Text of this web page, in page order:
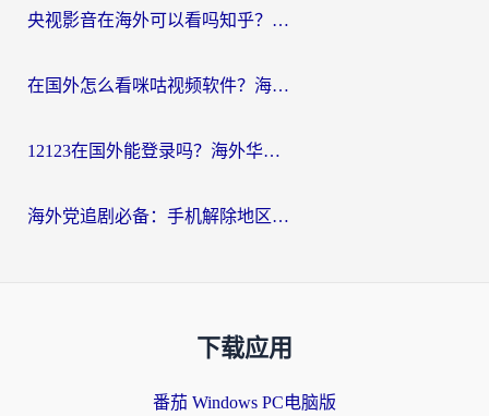
央视影音在海外可以看吗知乎？留学生亲测：3步解决地域限制+追剧自由
在国外怎么看咪咕视频软件？海外党亲测有效的回国加速方案
12123在国外能登录吗？海外华人必看的回国加速实用指南
海外党追剧必备：手机解除地区限制app怎么选？解决央视视频&国内剧地区限制全指南
下载应用
番茄 Windows PC电脑版